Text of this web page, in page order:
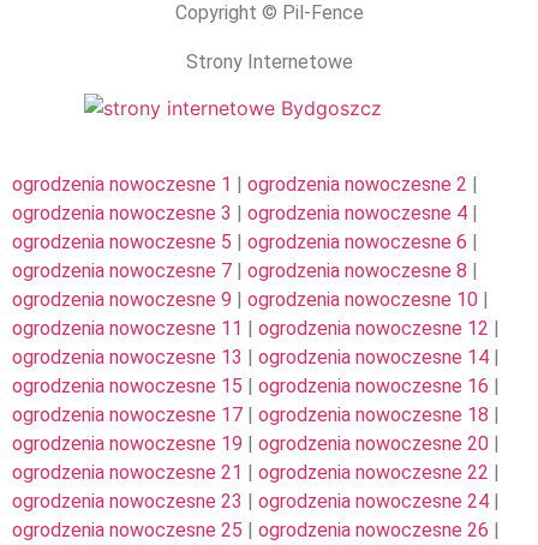
Copyright © Pil-Fence
Strony Internetowe
ogrodzenia nowoczesne 1 | ogrodzenia nowoczesne 2 |
ogrodzenia nowoczesne 3 | ogrodzenia nowoczesne 4 |
ogrodzenia nowoczesne 5 | ogrodzenia nowoczesne 6 |
ogrodzenia nowoczesne 7 | ogrodzenia nowoczesne 8 |
ogrodzenia nowoczesne 9 | ogrodzenia nowoczesne 10 |
ogrodzenia nowoczesne 11 | ogrodzenia nowoczesne 12 |
ogrodzenia nowoczesne 13 | ogrodzenia nowoczesne 14 |
ogrodzenia nowoczesne 15 | ogrodzenia nowoczesne 16 |
ogrodzenia nowoczesne 17 | ogrodzenia nowoczesne 18 |
ogrodzenia nowoczesne 19 | ogrodzenia nowoczesne 20 |
ogrodzenia nowoczesne 21 | ogrodzenia nowoczesne 22 |
ogrodzenia nowoczesne 23 | ogrodzenia nowoczesne 24 |
ogrodzenia nowoczesne 25 | ogrodzenia nowoczesne 26 |